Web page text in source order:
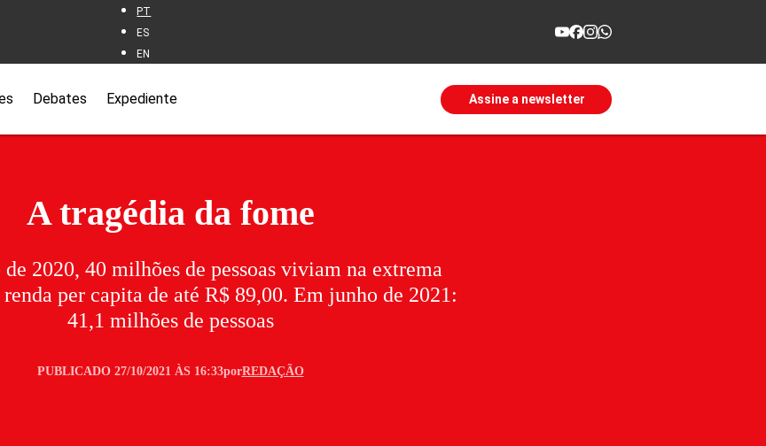
PT
ES
EN
Debates Expediente Assine a newsletter
A tragédia da fome
2020, 40 milhões de pessoas viviam na extrema
per capita de até R$ 89,00. Em junho de 2021:
41,1 milhões de pessoas
PUBLICADO 27/10/2021 ÀS 16:33porREDAÇÃO